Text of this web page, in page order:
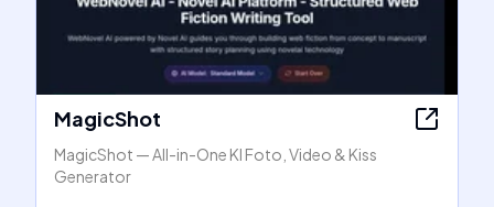
MagicShot
MagicShot — All-in-One KI Foto, Video & Kiss
Generator